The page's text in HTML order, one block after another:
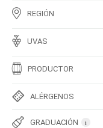
REGIÓN
UVAS
PRODUCTOR
ALÉRGENOS
GRADUACIÓN i